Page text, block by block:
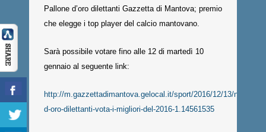
Pallone d’oro dilettanti Gazzetta di Mantova; premio
che elegge i top player del calcio mantovano.
Sarà possibile votare fino alle 12 di martedì 10
gennaio al seguente link:
http://m.gazzettadimantova.gelocal.it/sport/2016/12/13/news/
d-oro-dilettanti-vota-i-migliori-del-2016-1.14561535